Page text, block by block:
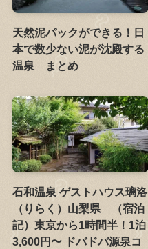
天然泥パックができる！日
本で数少ない泥が沈殿する
温泉 まとめ
石和温泉 ゲストハウス璃洛
（りらく）山梨県 （宿泊
記）東京から1時間半！1泊
3,600円〜 ドバドバ源泉コ